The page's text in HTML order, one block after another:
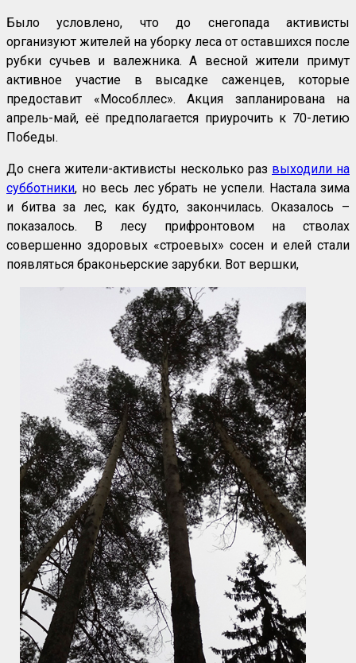
Было условлено, что до снегопада активисты
организуют жителей на уборку леса от оставшихся после
рубки сучьев и валежника. А весной жители примут
активное участие в высадке саженцев, которые
предоставит «Мособллес». Акция запланирована на
апрель-май, её предполагается приурочить к 70-летию
Победы.
До снега жители-активисты несколько раз выходили на
субботники, но весь лес убрать не успели. Настала зима
и битва за лес, как будто, закончилась. Оказалось –
показалось. В лесу прифронтовом на стволах
совершенно здоровых «строевых» сосен и елей стали
появляться браконьерские зарубки. Вот вершки,